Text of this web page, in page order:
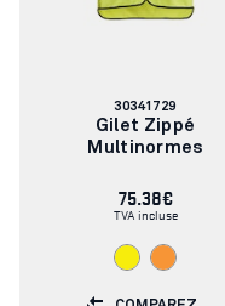
Numéro
d'article:
30341729
Gilet Zippé
Multinormes
75.38€
TVA incluse